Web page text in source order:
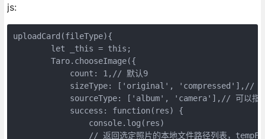
js:
uploadCard(fileType){
        let _this = this;
        Taro.chooseImage({
            count: 1,// 默认9
sizeType: ['original', 'compressed'],// 可
sourceType: ['album', 'camera'],// 可以指定
            success: function(res) {
                console.log(res)
// 返回选定照片的本地文件路径列表，